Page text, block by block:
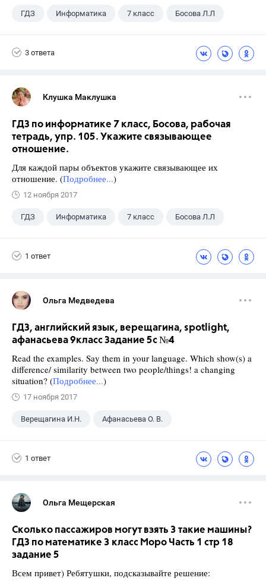
ГДЗ Информатика 7 класс Босова Л.Л
3 ответа
Клушка Маклушка
ГДЗ по информатике 7 класс, Босова, рабочая
тетрадь, упр. 105. Укажите связывающее
отношение.
Для каждой пары объектов укажите связывающее их
отношение. (Подробнее...)
12 ноября 2017
ГДЗ Информатика 7 класс Босова Л.Л
1 ответ
Ольга Медведева
ГДЗ, английский язык, верещагина, spotlight,
афанасьева 9класс Задание 5c №4
Read the examples. Say them in your language. Which show(s) a
difference/ similarity between two people/things! a changing
situation? (Подробнее...)
17 ноября 2017
Верещагина И.Н. Афанасьева О. В.
1 ответ
Ольга Мещерская
Сколько пассажиров могут взять 3 такие машины?
ГДЗ по математике 3 класс Моро Часть 1 стр 18
задание 5
Всем привет) Ребятушки, подсказывайте решение: